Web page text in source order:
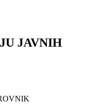
JAVNIH